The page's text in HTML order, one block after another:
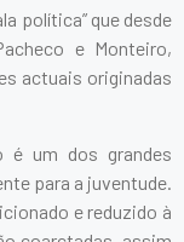
política” que desde
e Monteiro,
actuais originadas
é um dos grandes
para a juventude.
e reduzido à